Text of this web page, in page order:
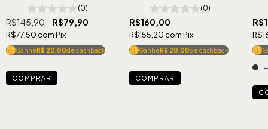
(0)
R$145,90 R$79,90
R$77,50 comPix
Ganhe R$ 20,00de cashback
COMPRAR
(0)
R$160,00
R$155,20 comPix
Ganhe R$ 20,00de cashback
COMPRAR